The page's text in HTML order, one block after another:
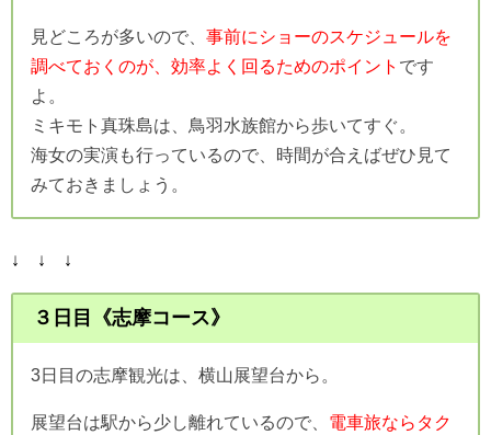
見どころが多いので、 事前にショーのスケジュールを
調べておくのが、効率よく回るためのポイント です
よ。
ミキモト真珠島は、鳥羽水族館から歩いてすぐ。
海女の実演も行っているので、時間が合えばぜひ見て
みておきましょう。
↓ ↓ ↓
３日目《志摩コース》
3日目の志摩観光は、横山展望台から。
展望台は駅から少し離れているので、 電車旅ならタク